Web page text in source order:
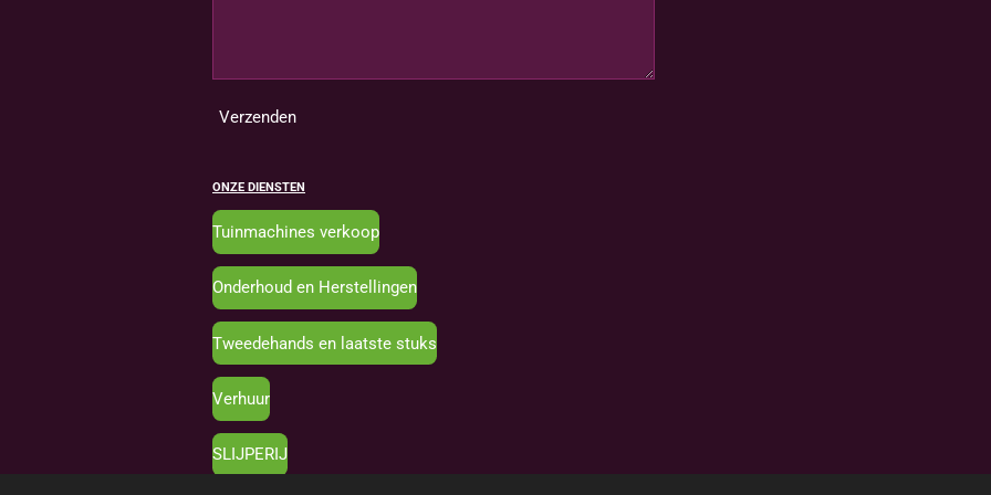
Verzenden
ONZE DIENSTEN
Tuinmachines verkoop
Onderhoud en Herstellingen
Tweedehands en laatste stuks
Verhuur
SLIJPERIJ